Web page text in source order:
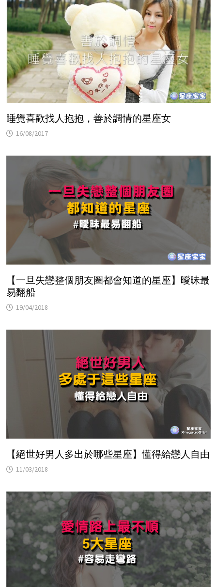
睡覺喜歡找人抱抱，善於調情的星座女
16/08/2017
【一旦失戀整個朋友圈都會知道的星座】曖昧最
易翻船
19/04/2018
【絕世好男人多出於哪些星座】懂得給戀人自由
11/03/2018